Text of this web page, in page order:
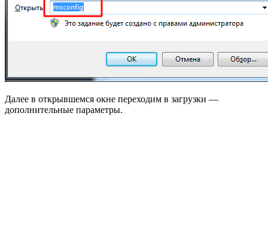
Далее в открывшемся окне переходим в загрузки —
дополнительные параметры.